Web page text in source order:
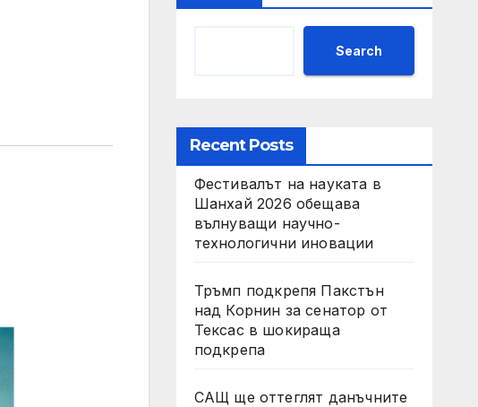
Search
Recent Posts
Фестивалът на науката в
Шанхай 2026 обещава
вълнуващи научно-
технологични иновации
Тръмп подкрепя Пакстън
над Корнин за сенатор от
Тексас в шокираща
подкрепа
САЩ ще оттеглят данъчните